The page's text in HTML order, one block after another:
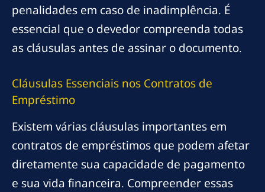
penalidades em caso de inadimplência. É
essencial que o devedor compreenda todas
as cláusulas antes de assinar o documento.
Cláusulas Essenciais nos Contratos de
Empréstimo
Existem várias cláusulas importantes em
contratos de empréstimos que podem afetar
diretamente sua capacidade de pagamento
e sua vida financeira. Compreender essas